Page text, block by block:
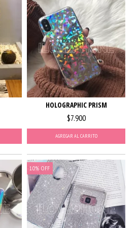
HOLOGRAPHIC PRISM
$7.900
AGREGAR AL CARRITO
10% OFF